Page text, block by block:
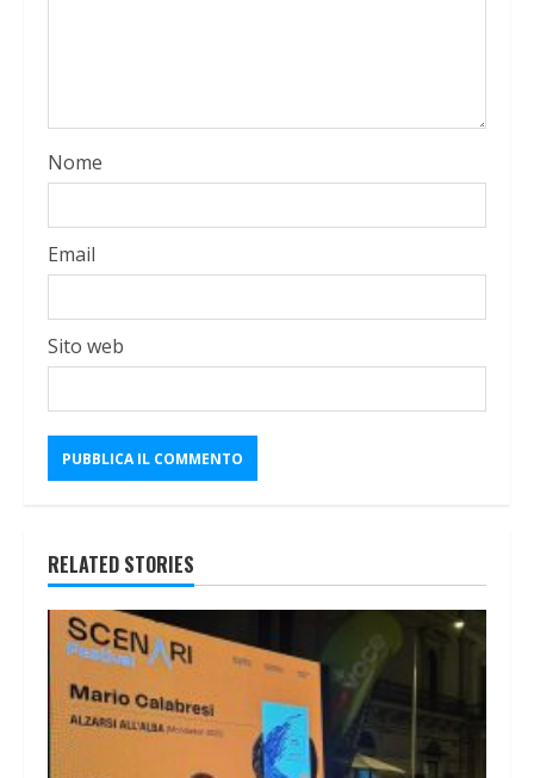
Nome
Email
Sito web
RELATED STORIES